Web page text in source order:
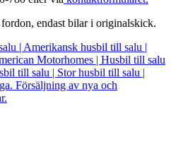
endast bilar i originalskick.